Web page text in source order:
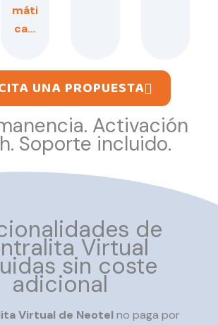
máti
ca…
UNA PROPUESTA
Activación
Soporte incluido.
de
Virtual
sin coste
adicional
Virtual de Neotel no paga por